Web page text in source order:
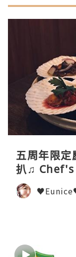
五周年限定
扒♫